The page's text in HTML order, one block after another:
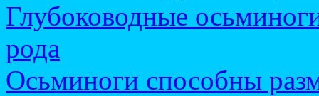
Глубоководные
рода
Осьминоги способны